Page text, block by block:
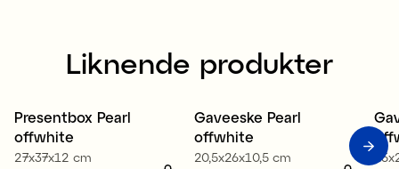
Liknende produkter
Presentbox Pearl
offwhite
27x37x12 cm
Gaveeske Pearl
offwhite
20,5x26x10,5 cm